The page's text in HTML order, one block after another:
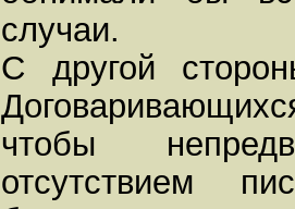
случаи.
С другой
чтобы
отсутствием